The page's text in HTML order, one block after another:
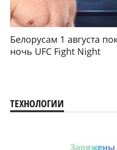
Белорусам 1 августа
ночь UFC Fight Night
ТЕХНОЛОГИИ